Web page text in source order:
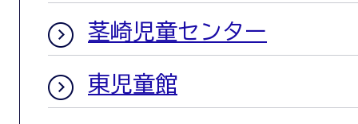
茎崎児童センター
東児童館